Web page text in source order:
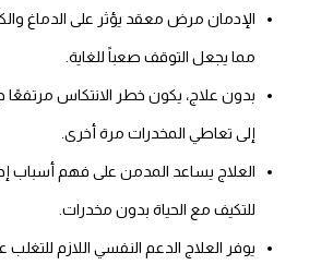
الإدمان مرض معقد يؤثر على الدماغ
مما يجعل التوقف صعباً للغاية.
بدون علاج، يكون خطر الانتكاس مرتفعًا
إلى تعاطي المخدرات مرة أخرى.
العلاج يساعد المدمن على فهم أسباب
للتكيف مع الحياة بدون مخدرات.
يوفر العلاج الدعم النفسي اللازم للتغلب